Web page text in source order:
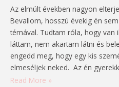
Az elmúlt években nagyon
Bevallom, hosszú évekig én
témával. Tudtam róla, hogy van
láttam, nem akartam látni és
engedd meg, hogy egy kis
elmeséljek neked. Az én
Önfejlesztés
Read More »